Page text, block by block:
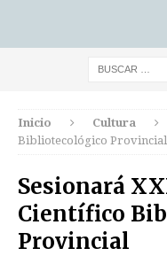
Inicio Cultura
Bibliotecológico Provincial
Sesionará
Científico
Provincial